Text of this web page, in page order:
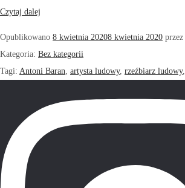
Czytaj dalej
Opublikowano 8 kwietnia 20208 kwietnia 2020 przez
Kategoria: Bez kategorii
Tagi: Antoni Baran, artysta ludowy, rzeźbiarz ludowy,